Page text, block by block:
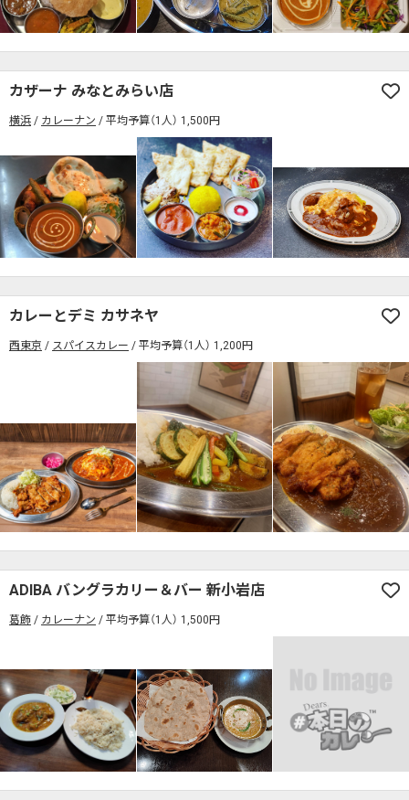
カザーナ みなとみらい店
横浜 カレーナン 平均予算（1人） 1,500円
カレーとデミ カサネヤ
西東京 スパイスカレー 平均予算（1人） 1,200円
ADIBA バングラカリー＆バー 新小岩店
葛飾 カレーナン 平均予算（1人） 1,500円